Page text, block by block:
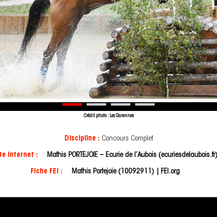
Crédit photo : Les Garennes
Discipline :Concours Complet
Internet : Mathis PORTEJOIE – Ecurie de l’Aubois (ecuriesdelaubois.fr)
Fiche FEI : Mathis Portejoie (10092911) | FEI.org